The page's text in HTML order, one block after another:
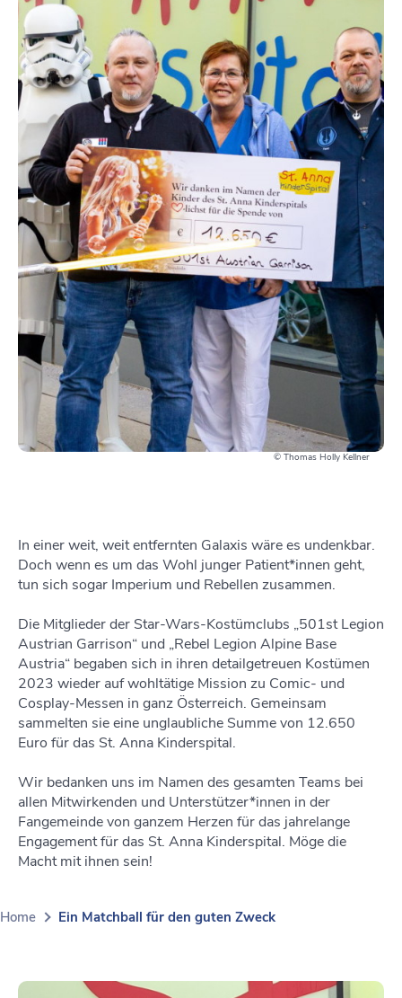
© Thomas Holly Kellner
In einer weit, weit entfernten Galaxis wäre es undenkbar.
Doch wenn es um das Wohl junger Patient*innen geht,
tun sich sogar Imperium und Rebellen zusammen.
Die Mitglieder der Star-Wars-Kostümclubs „501st Legion
Austrian Garrison“ und „Rebel Legion Alpine Base
Austria“ begaben sich in ihren detailgetreuen Kostümen
2023 wieder auf wohltätige Mission zu Comic- und
Cosplay-Messen in ganz Österreich. Gemeinsam
sammelten sie eine unglaubliche Summe von 12.650
Euro für das St. Anna Kinderspital.
Wir bedanken uns im Namen des gesamten Teams bei
allen Mitwirkenden und Unterstützer*innen in der
Fangemeinde von ganzem Herzen für das jahrelange
Engagement für das St. Anna Kinderspital. Möge die
Macht mit ihnen sein!
Home Ein Matchball für den guten Zweck